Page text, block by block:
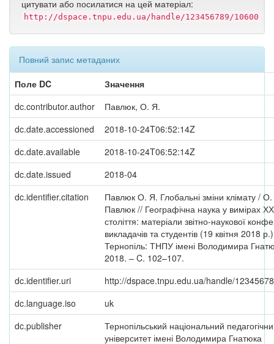
цитувати або посилатися на цей матеріал:
http://dspace.tnpu.edu.ua/handle/123456789/10600
Повний запис метаданих
Поле DC
Значення
dc.contributor.author
Павлюк, О. Я.
dc.date.accessioned
2018-10-24T06:52:14Z
dc.date.available
2018-10-24T06:52:14Z
dc.date.issued
2018-04
dc.identifier.citation
Павлюк О. Я. Глобальні зміни клімату /
Павлюк // Географічна наука у вимірах
століття: матеріали звітно-наукової
викладачів та студентів (19 квітня 2018
Тернопіль: ТНПУ імені Володимира
2018. – C. 102–107.
dc.identifier.uri
http://dspace.tnpu.edu.ua/handle/
dc.language.iso
uk
dc.publisher
Тернопільський національний
університет імені Володимира Гнатюка